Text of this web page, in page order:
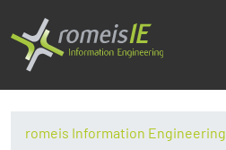
romeis Information Engineering